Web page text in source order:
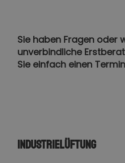
Sie haben Fragen oder
unverbindliche
Sie einfach einen
Industrielüftung